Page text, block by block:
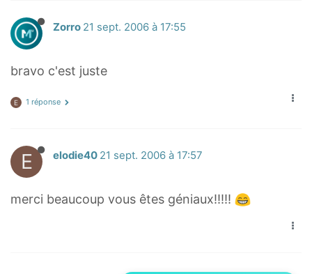
Zorro 21 sept. 2006 à 17:55
bravo c'est juste
E 1 réponse
E elodie40 21 sept. 2006 à 17:57
merci beaucoup vous êtes géniaux!!!!!